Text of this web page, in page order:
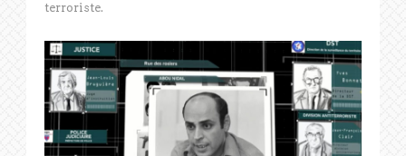
terroriste.